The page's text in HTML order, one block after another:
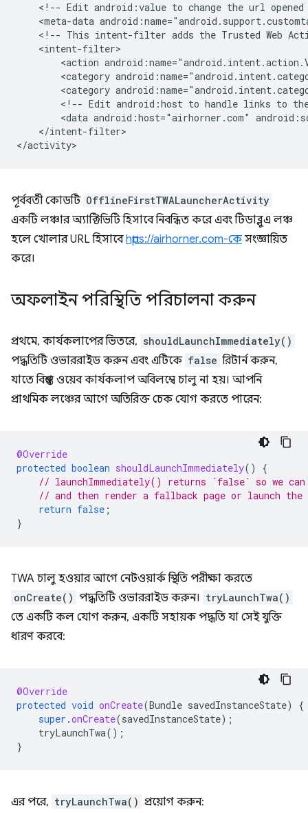
<!-- Edit android:value to change the url opened
<meta-data
<!-- This intent-filter adds the Trusted Web
<action
<category
<category
<!-- Edit android:host to handle links to
<data android:host="airhorner.com"
</intent-filter>
পূর্ববর্তী কোডটি OfflineFirstTWALauncherActivity
একটি লঞ্চার অ্যাক্টিভিটি হিসাবে নিবন্ধিত করে এবং টিডাব্লুএ লঞ্চ
হলে খোলার URL হিসাবেhttps://airhorner.com-কেসংজ্ঞায়িত
করে।
অফলাইন পরিস্থিতি পরিচালনা করুন
প্রথমে, কার্যকলাপের ভিতরে, shouldLaunchImmediately()
পদ্ধতিটি ওভাররাইড করুন এবং এটিকে false রিটার্ন করুন,
যাতে বিশ্বস্ত ওয়েব কার্যকলাপ অবিলম্বে চালু না হয়। আপনি
প্রাথমিক লঞ্চের আগে অতিরিক্ত চেক যোগ করতে পারেন:
@Override
protected boolean shouldLaunchImmediately()
{
// launchImmediately() returns `false` so we can
// and then render a fallback page or launch
return false ;
}
TWA চালু হওয়ার আগে নেটওয়ার্ক স্থিতি পরীক্ষা করতে
onCreate() পদ্ধতিটি ওভাররাইড করুন। tryLaunchTwa()
তে একটি কল যোগ করুন, একটি সহায়ক পদ্ধতি যা সেই যুক্তি
ধারণ করবে:
@Override
protected void onCreate(Bundle savedInstanceState)
{
super .onCreate(savedInstanceState);
tryLaunchTwa();
}
এর পরে, tryLaunchTwa() প্রয়োগ করুন: